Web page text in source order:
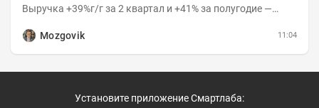
Выручка +39%г/г за 2 квартал и +41% за полугодие —
Mozgovik
11:04
Установите приложение Смартлаба: